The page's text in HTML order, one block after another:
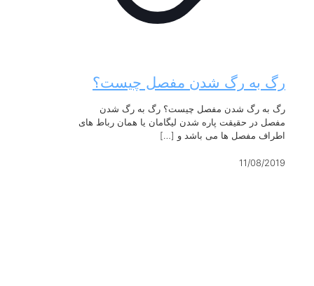
رگ به رگ شدن مفصل چیست؟
رگ به رگ شدن مفصل چیست؟ رگ به رگ شدن
مفصل در حقیقت پاره شدن لیگامان یا همان رباط های
اطراف مفصل ها می باشد و […]
11/08/2019